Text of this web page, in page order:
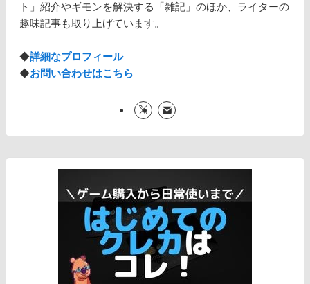
ト」紹介やギモンを解決する「雑記」のほか、ライターの
趣味記事も取り上げています。
◆詳細なプロフィール
◆お問い合わせはこちら